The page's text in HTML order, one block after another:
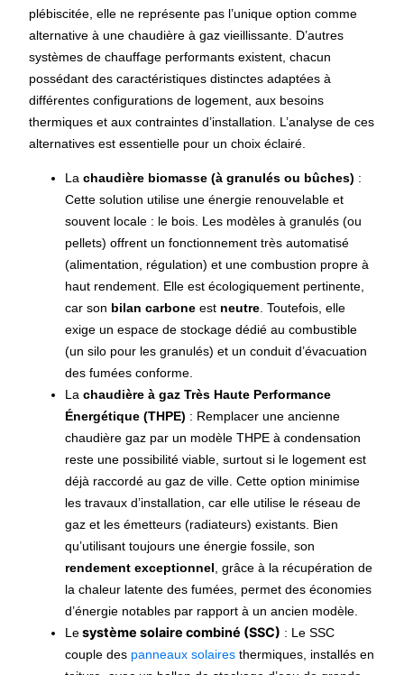
plébiscitée, elle ne représente pas l’unique option comme
alternative à unechaudière à gazvieillissante. D’autres
systèmes de chauffage performants existent, chacun
possédant des caractéristiques distinctes adaptées à
différentes configurations de logement, aux besoins
thermiques et aux contraintes d’installation. L’analyse de ces
alternatives est essentielle pour un choix éclairé.
La chaudière biomasse (à granulés ou bûches) :
Cette solution utilise une énergie renouvelable et
souvent locale : le bois. Les modèles à granulés (ou
pellets) offrent un fonctionnement très automatisé
(alimentation, régulation) et une combustion propre à
haut rendement. Elle est écologiquement pertinente,
car son bilan carboneest neutre . Toutefois, elle
exige un espace de stockage dédié au combustible
(un silo pour les granulés) et un conduit d’évacuation
des fumées conforme.
La chaudière à gaz Très Haute Performance
Énergétique (THPE) : Remplacer une ancienne
chaudière gaz par un modèle THPE à condensation
reste une possibilité viable, surtout si le logement est
déjà raccordé au gaz de ville. Cette option minimise
les travaux d’installation, car elle utilise le réseau de
gaz et les émetteurs (radiateurs) existants. Bien
qu’utilisant toujours une énergie fossile, son
rendement exceptionnel , grâce à la récupération de
la chaleur latente des fumées, permet des économies
d’énergie notables par rapport à un ancien modèle.
Lesystème solaire combiné (SSC) : Le SSC
couple des panneaux solaires thermiques, installés en